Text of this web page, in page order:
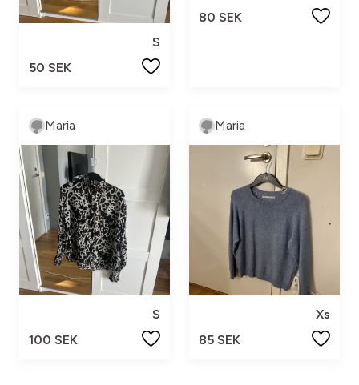
S
50 SEK
80 SEK
Maria
S
100 SEK
Maria
Xs
85 SEK